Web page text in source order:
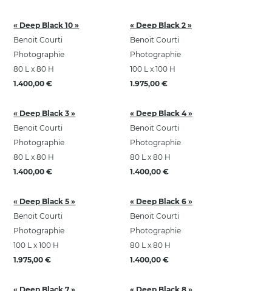
« Deep Black 10 »
Benoit Courti
Photographie
80 L x 80 H
1.400,00 €
« Deep Black 2 »
Benoit Courti
Photographie
100 L x 100 H
1.975,00 €
« Deep Black 3 »
Benoit Courti
Photographie
80 L x 80 H
1.400,00 €
« Deep Black 4 »
Benoit Courti
Photographie
80 L x 80 H
1.400,00 €
« Deep Black 5 »
Benoit Courti
Photographie
100 L x 100 H
1.975,00 €
« Deep Black 6 »
Benoit Courti
Photographie
80 L x 80 H
1.400,00 €